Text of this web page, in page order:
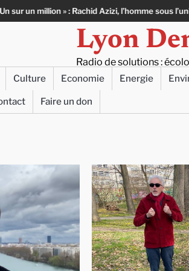
sous l’uniforme de police Infox, IA et
Lyon
Radio de solutions :
Culture Economie Energie
Faire un don